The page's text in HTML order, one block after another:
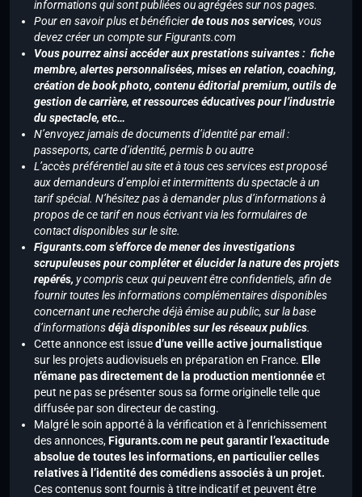
informations qui sont publiées ou agrégées sur nos pages.
Pour en savoir plus et bénéficierde tous nos services, vous
devez créer un compte sur Figurants.com
Vous pourrez ainsi accéder aux prestations suivantes : fiche
membre, alertes personnalisées, mises en relation, coaching,
création de book photo, contenu éditorial premium, outils de
gestion de carrière, et ressources éducatives pour l’industrie
du spectacle, etc…
N’envoyez jamais de documents d’identité par email :
passeports, carte d’identité, permis b ou autre
L’accès préférentiel au site et à tous ces services est proposé
aux demandeurs d’emploi et intermittents du spectacle à un
tarif spécial. N’hésitez pas à demander plus d’informations à
propos de ce tarif en nous écrivant via les formulaires de
contact disponibles sur le site.
Figurants.com s’efforce de mener des investigations
scrupuleuses pour compléter et élucider la nature des projets
repérés, y compris ceux qui peuvent être confidentiels, afin de
fournir toutes les informations complémentaires disponibles
concernant une recherche déjà émise au public, sur la base
d’informationsdéjà disponibles sur les réseaux publics.
Cette annonce est issued’une veille active journalistique
sur les projets audiovisuels en préparation en France. Elle
n’émane pas directement de la production mentionnéeet
peut ne pas se présenter sous sa forme originelle telle que
diffusée par son directeur de casting.
Malgré le soin apporté à la vérification et à l’enrichissement
des annonces,Figurants.com ne peut garantir l’exactitude
absolue de toutes les informations, en particulier celles
relatives à l’identité des comédiens associés à un projet.
Ces contenus sont fournis à titre indicatif et peuvent être